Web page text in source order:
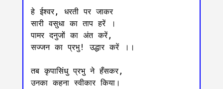
हे ईश्वर, धरती पर जाकर
सारी वसुधा का ताप हरें ।
पामर दनुजों का अंत करें,
सज्जन का प्रभु! उद्धार करें ।।
तब कृपासिंधु प्रभु ने हँसकर,
उनका कहना स्वीकार किया।